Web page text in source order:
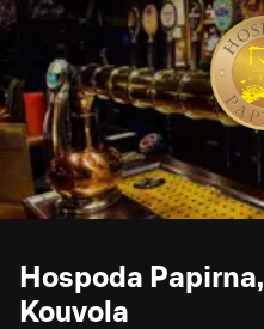
Hospoda Papirna,
Kouvola